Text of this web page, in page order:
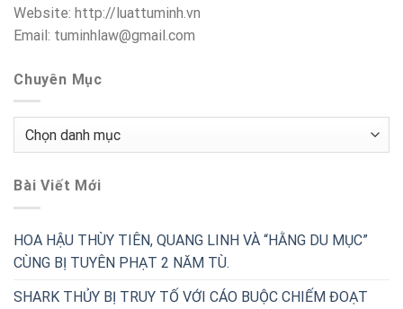
Website: http://luattuminh.vn
Email: tuminhlaw@gmail.com
Chuyên Mục
Chuyên
Bài Viết Mới
HOA HẬU THÙY TIÊN, QUANG LINH VÀ “HẰNG DU MỤC”
CÙNG BỊ TUYÊN PHẠT 2 NĂM TÙ.
SHARK THỦY BỊ TRUY TỐ VỚI CÁO BUỘC CHIẾM ĐOẠT